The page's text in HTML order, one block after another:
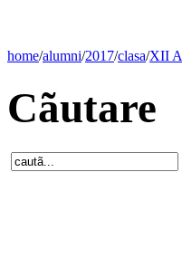
home/alumni/2017/clasa/XII A
Cãutare